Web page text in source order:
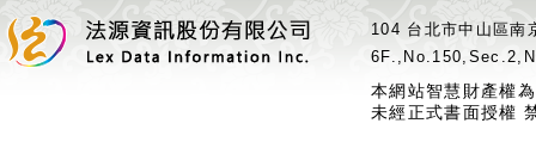
104 台北市中山區
本網站智慧財產權
未經正式書面授權